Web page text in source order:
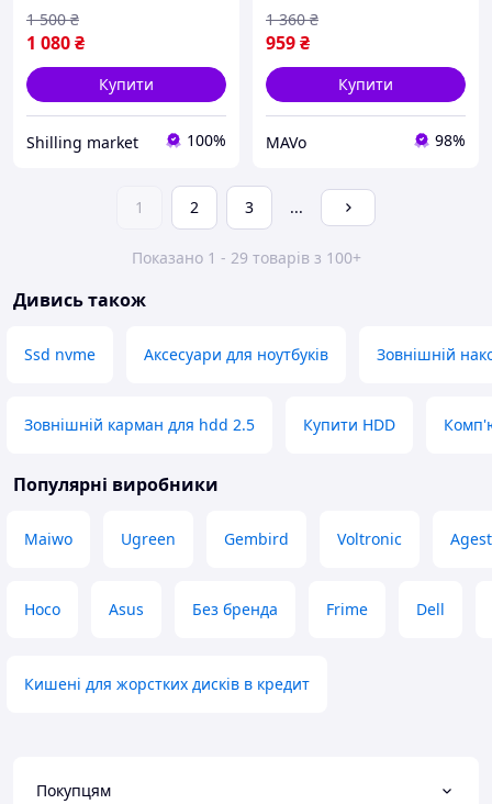
1 080₴
1 500 ₴
Купити
Shilling market 100%
959₴
1 360 ₴
Купити
MAVo 98%
1 2 3 ...
Показано 1 - 29 товарів з 100+
Дивись також
Ssd nvme Аксесуари для ноутбуків Зовнішній
Зовнішній карман для hdd 2.5 Купити HDD
Популярні виробники
Maiwo Ugreen Gembird Voltronic
Hoco Asus Без бренда Frime Dell
Кишені для жорстких дисків в кредит
Покупцям